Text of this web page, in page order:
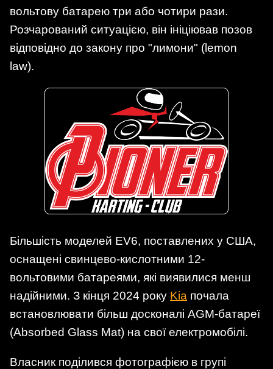
вольтову батарею три або чотири рази.
Розчарований ситуацією, він ініціював позов
відповідно до закону про "лимони" (lemon
law).
Більшість моделей EV6, поставлених у США,
оснащені свинцево-кислотними 12-
вольтовими батареями, які виявилися менш
надійними. З кінця 2024 року Kia почала
встановлювати більш досконалі AGM-батареї
(Absorbed Glass Mat) на свої електромобілі.
Власник поділився фотографією в групі